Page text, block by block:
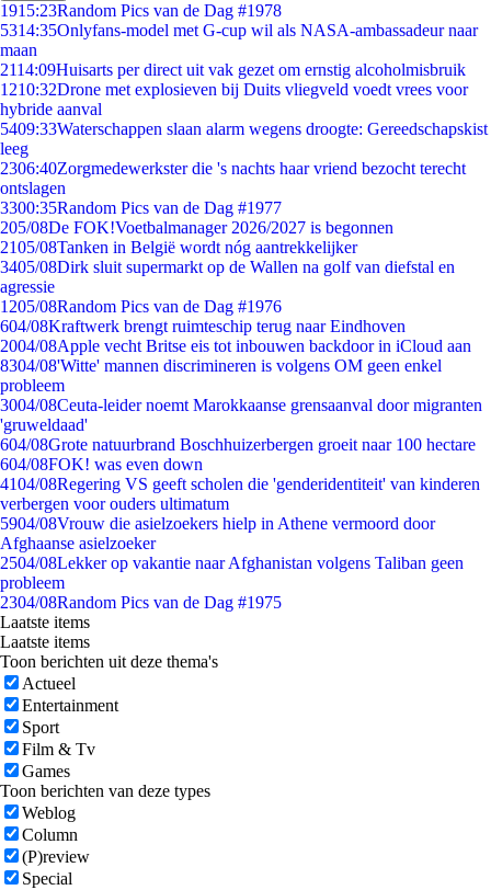
1915:23Random Pics van de Dag #1978
5314:35Onlyfans-model met G-cup wil als NASA-ambassadeur naar
maan
2114:09Huisarts per direct uit vak gezet om ernstig alcoholmisbruik
1210:32Drone met explosieven bij Duits vliegveld voedt vrees voor
hybride aanval
5409:33Waterschappen slaan alarm wegens droogte: Gereedschapskist
leeg
2306:40Zorgmedewerkster die 's nachts haar vriend bezocht terecht
ontslagen
3300:35Random Pics van de Dag #1977
205/08De FOK!Voetbalmanager 2026/2027 is begonnen
2105/08Tanken in België wordt nóg aantrekkelijker
3405/08Dirk sluit supermarkt op de Wallen na golf van diefstal en
agressie
1205/08Random Pics van de Dag #1976
604/08Kraftwerk brengt ruimteschip terug naar Eindhoven
2004/08Apple vecht Britse eis tot inbouwen backdoor in iCloud aan
8304/08'Witte' mannen discrimineren is volgens OM geen enkel
probleem
3004/08Ceuta-leider noemt Marokkaanse grensaanval door migranten
'gruweldaad'
604/08Grote natuurbrand Boschhuizerbergen groeit naar 100 hectare
604/08FOK! was even down
4104/08Regering VS geeft scholen die 'genderidentiteit' van kinderen
verbergen voor ouders ultimatum
5904/08Vrouw die asielzoekers hielp in Athene vermoord door
Afghaanse asielzoeker
2504/08Lekker op vakantie naar Afghanistan volgens Taliban geen
probleem
2304/08Random Pics van de Dag #1975
Laatste items
Laatste items
Toon berichten uit deze thema's
Actueel
Entertainment
Sport
Film & Tv
Games
Toon berichten van deze types
Weblog
Column
(P)review
Special